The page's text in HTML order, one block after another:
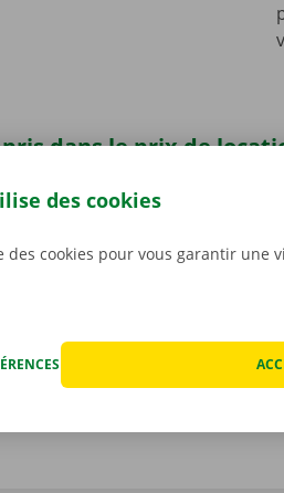
dans le prix de
ramènerez votre voiture de
tout éventuel dégât avant
vous profitez d’un
des cookies
des cookies pour vous garantir une